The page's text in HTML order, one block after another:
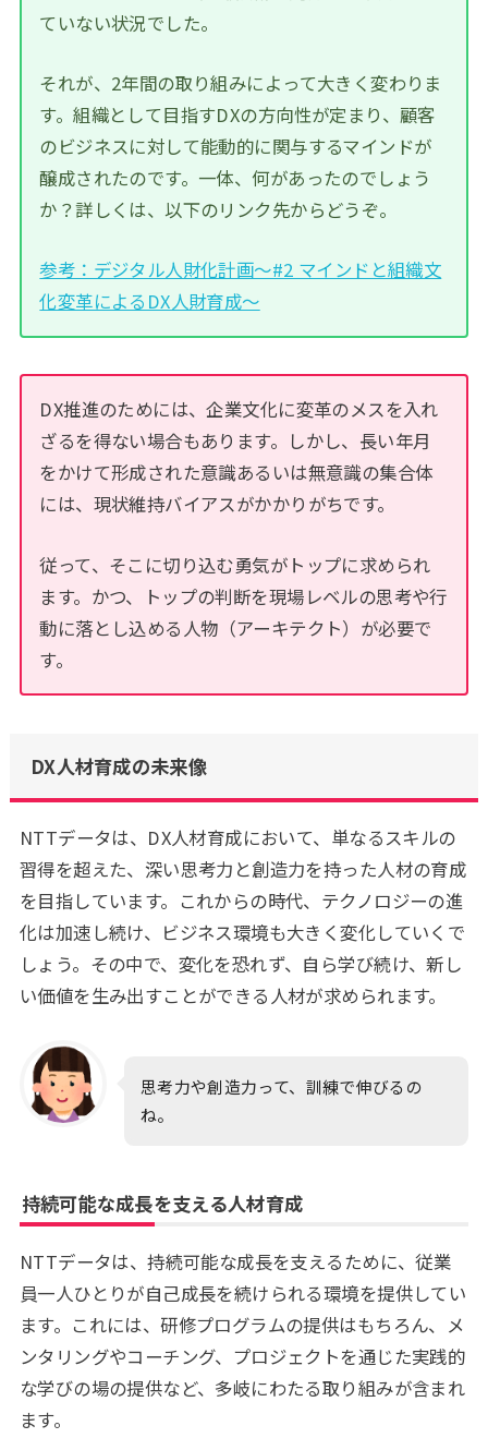
ていない状況でした。
それが、2年間の取り組みによって大きく変わりま
す。組織として目指すDXの方向性が定まり、顧客
のビジネスに対して能動的に関与するマインドが
醸成されたのです。一体、何があったのでしょう
か？詳しくは、以下のリンク先からどうぞ。
参考：デジタル人財化計画～#2 マインドと組織文
化変革によるDX人財育成～
DX推進のためには、企業文化に変革のメスを入れ
ざるを得ない場合もあります。しかし、長い年月
をかけて形成された意識あるいは無意識の集合体
には、現状維持バイアスがかかりがちです。
従って、そこに切り込む勇気がトップに求められ
ます。かつ、トップの判断を現場レベルの思考や行
動に落とし込める人物（アーキテクト）が必要で
す。
DX人材育成の未来像
NTTデータは、DX人材育成において、単なるスキルの
習得を超えた、深い思考力と創造力を持った人材の育成
を目指しています。これからの時代、テクノロジーの進
化は加速し続け、ビジネス環境も大きく変化していくで
しょう。その中で、変化を恐れず、自ら学び続け、新し
い価値を生み出すことができる人材が求められます。
思考力や創造力って、訓練で伸びるの
ね。
持続可能な成長を支える人材育成
NTTデータは、持続可能な成長を支えるために、従業
員一人ひとりが自己成長を続けられる環境を提供してい
ます。これには、研修プログラムの提供はもちろん、メ
ンタリングやコーチング、プロジェクトを通じた実践的
な学びの場の提供など、多岐にわたる取り組みが含まれ
ます。